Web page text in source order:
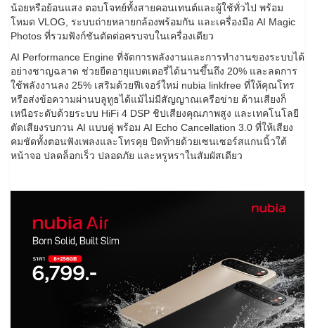
น้อยหรือย้อนแสง ตอบโจทย์ทั้งสายคอนเทนต์และผู้ใช้ทั่วไป พร้อม
โหมด VLOG, ระบบถ่ายหลายกล้องพร้อมกัน และเครื่องมือ AI Magic
Photos ที่รวมฟังก์ชันตัดต่อครบจบในเครื่องเดียว
AI Performance Engine ที่จัดการพลังงานและการทำงานของระบบได้
อย่างชาญฉลาด ช่วยยืดอายุแบตเตอรี่ได้นานขึ้นถึง 20% และลดการ
ใช้พลังงานลง 25% เสริมด้วยฟีเจอร์ใหม่ nubia linkfree ที่ให้คุณโทร
หรือส่งข้อความผ่านบลูทูธได้แม้ไม่มีสัญญาณเครือข่าย ด้านเสียงก็
เหนือระดับด้วยระบบ HiFi 4 DSP ชิปเสียงคุณภาพสูง และเทคโนโลยี
ตัดเสียงรบกวน AI แบบคู่ พร้อม AI Echo Cancellation 3.0 ที่ให้เสียง
คมชัดทั้งตอนฟังเพลงและโทรคุย ปิดท้ายด้วยเซนเซอร์สแกนนิ้วใต้
หน้าจอ ปลดล็อกเร็ว ปลอดภัย และหรูหราในสัมผัสเดียว